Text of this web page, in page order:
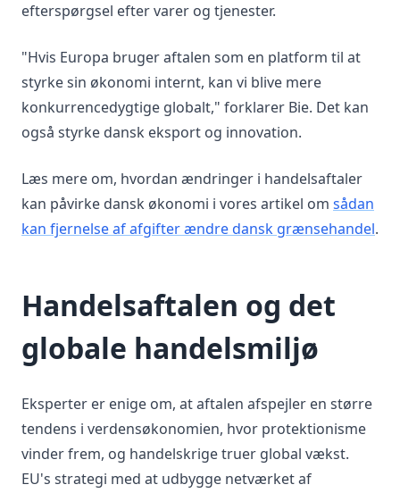
efterspørgsel efter varer og tjenester.
"Hvis Europa bruger aftalen som en platform til at
styrke sin økonomi internt, kan vi blive mere
konkurrencedygtige globalt," forklarer Bie. Det kan
også styrke dansk eksport og innovation.
Læs mere om, hvordan ændringer i handelsaftaler
kan påvirke dansk økonomi i vores artikel om sådan
kan fjernelse af afgifter ændre dansk grænsehandel.
Handelsaftalen og det
globale handelsmiljø
Eksperter er enige om, at aftalen afspejler en større
tendens i verdensøkonomien, hvor protektionisme
vinder frem, og handelskrige truer global vækst.
EU's strategi med at udbygge netværket af